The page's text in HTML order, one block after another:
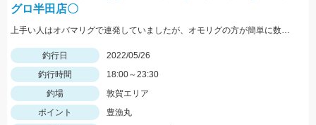
グロ半田店〇
上手い人はオバマリグで連発していましたが、オモリグの方が簡単に数を伸ばすことが出来ました!! オモリグ×スイスイドロッパーが大当たり!!
釣行日
2022/05/26
釣行時間
18:00～23:30
釣場
敦賀エリア
ポイント
豊漁丸